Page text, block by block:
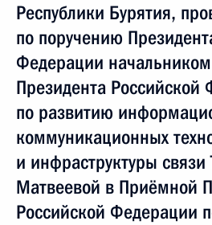
Республики Бурятия,
по поручению
Федерации
Президента Российской
по развитию
коммуникационных
и инфраструктуры связи
Матвеевой в Приёмной
Российской Федерации